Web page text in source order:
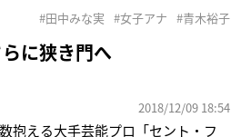
田中みな実がスタジオに来るって言
#田中みな実 #女子アナ #青木裕子
に狭き門へ
2018/12/09 18:54
抱える大手芸能プロ「セント・フ